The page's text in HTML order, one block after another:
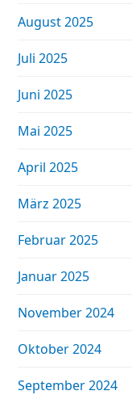
August 2025
Juli 2025
Juni 2025
Mai 2025
April 2025
März 2025
Februar 2025
Januar 2025
November 2024
Oktober 2024
September 2024